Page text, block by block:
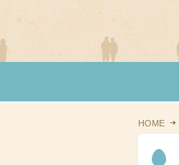
HOME